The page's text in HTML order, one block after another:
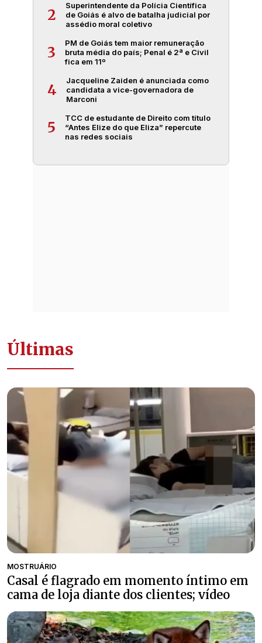
2
Superintendente da Polícia Científica
de Goiás é alvo de batalha judicial por
assédio moral coletivo
3
PM de Goiás tem maior remuneração
bruta média do país; Penal é 2ª e Civil
fica em 11º
4
Jacqueline Zaiden é anunciada como
candidata a vice-governadora de
Marconi
5
TCC de estudante de Direito com título
“Antes Elize do que Eliza” repercute
nas redes sociais
Últimas
MOSTRUÁRIO
Casal é flagrado em momento íntimo em
cama de loja diante dos clientes; vídeo